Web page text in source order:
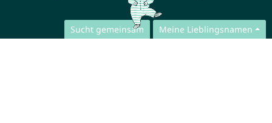
Sucht gemeinsam Meine Lieblingsnamen